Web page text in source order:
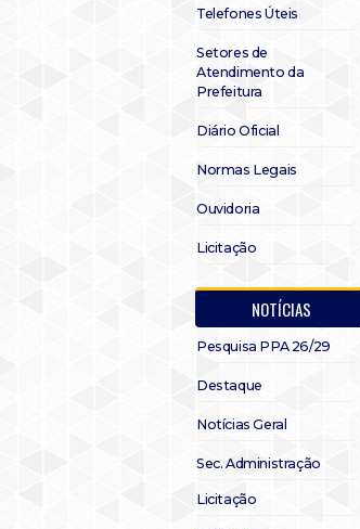
Telefones Úteis
Setores de
Atendimento da
Prefeitura
Diário Oficial
Normas Legais
Ouvidoria
Licitação
NOTÍCIAS
Pesquisa PPA 26/29
Destaque
Notícias Geral
Sec. Administração
Licitação